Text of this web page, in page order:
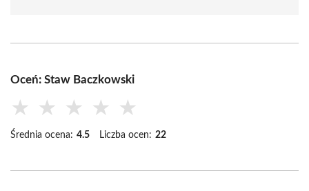
Oceń: Staw Baczkowski
★ ★ ★ ★ ★
Średnia ocena: 4.5 Liczba ocen: 22